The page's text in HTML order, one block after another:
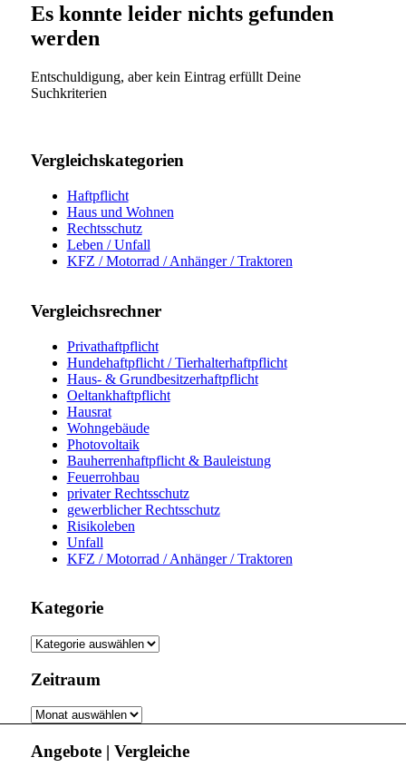
Es konnte leider nichts gefunden
werden
Entschuldigung, aber kein Eintrag erfüllt Deine
Suchkriterien
Vergleichskategorien
Haftpflicht
Haus und Wohnen
Rechtsschutz
Leben / Unfall
KFZ / Motorrad / Anhänger / Traktoren
Vergleichsrechner
Privathaftpflicht
Hundehaftpflicht / Tierhalterhaftpflicht
Haus- & Grundbesitzerhaftpflicht
Oeltankhaftpflicht
Hausrat
Wohngebäude
Photovoltaik
Bauherrenhaftpflicht & Bauleistung
Feuerrohbau
privater Rechtsschutz
gewerblicher Rechtsschutz
Risikoleben
Unfall
KFZ / Motorrad / Anhänger / Traktoren
Kategorie
Kategorie
Zeitraum
Zeitraum
Angebote | Vergleiche